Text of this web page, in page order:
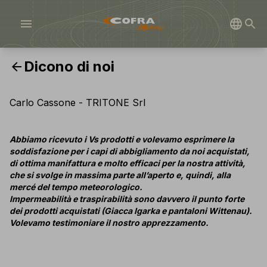
menu
arrow_back Dicono di noi
Carlo Cassone - TRITONE Srl
Abbiamo ricevuto i Vs prodotti e volevamo esprimere la
soddisfazione per i capi di abbigliamento da noi acquistati,
di ottima manifattura e molto efficaci per la nostra attività,
che si svolge in massima parte all’aperto e, quindi, alla
mercé del tempo meteorologico.
Impermeabilità e traspirabilità sono davvero il punto forte
dei prodotti acquistati (Giacca Igarka e pantaloni Wittenau).
Volevamo testimoniare il nostro apprezzamento.